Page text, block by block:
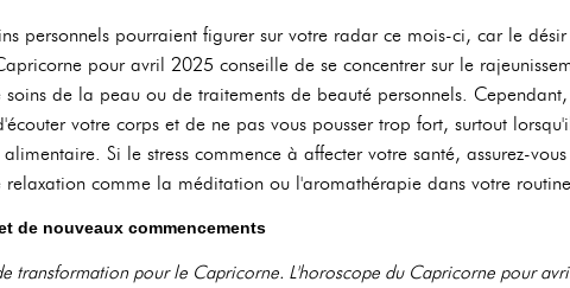
personnels pourraient figurer sur votre radar ce mois-ci, car le
pour avril 2025 conseille de se concentrer sur le
de la peau ou de traitements de beauté personnels.
votre corps et de ne pas vous pousser trop fort, surtout
Si le stress commence à affecter votre santé, assurez-
relaxation comme la méditation ou l'aromathérapie dans votre routine.
de nouveaux commencements
transformation pour le Capricorne. L'horoscope du Capricorne pour